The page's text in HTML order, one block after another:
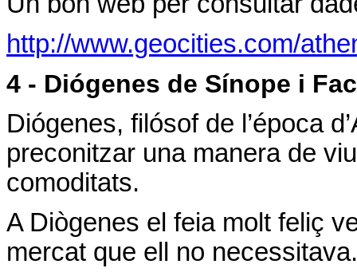
http://www.geocities.com/
4 - Diógenes de Sínope i
Diógenes, filósof de l’época
preconitzar una manera de
comoditats.
A Diògenes el feia molt feliç
mercat que ell no necessitava.